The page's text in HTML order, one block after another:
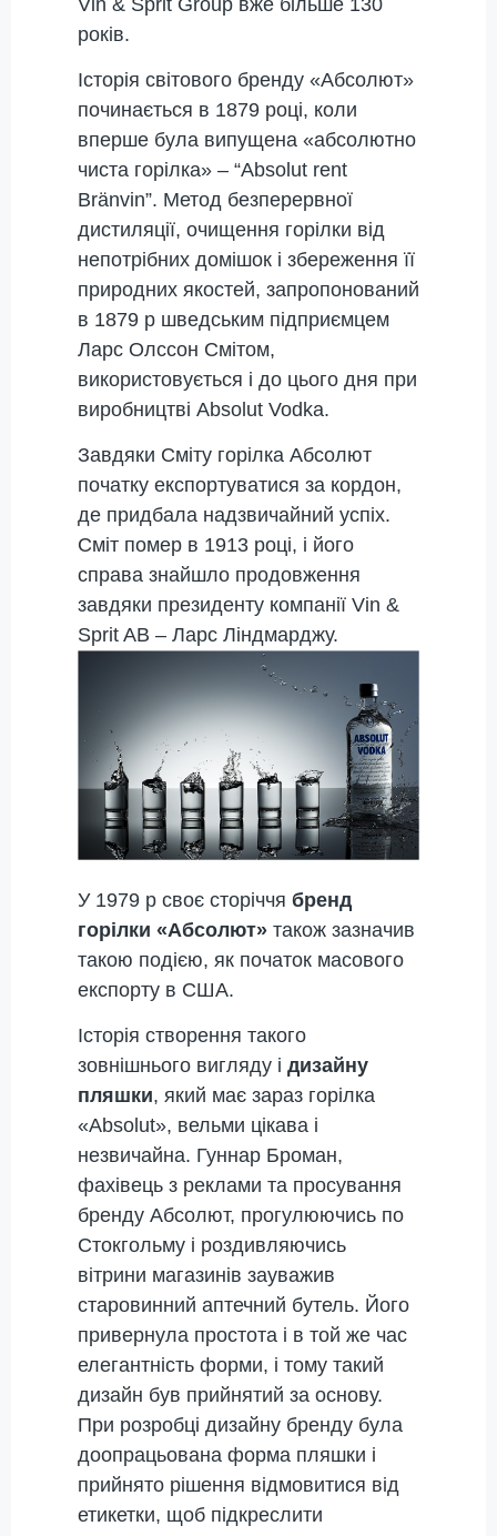
років.
Історія світового бренду «Абсолют»
починається в 1879 році, коли
вперше була випущена «абсолютно
чиста горілка» – “Absolut rent
Bränvin”. Метод безперервної
дистиляції, очищення горілки від
непотрібних домішок і збереження її
природних якостей, запропонований
в 1879 р шведським підприємцем
Ларс Олссон Смітом,
використовується і до цього дня при
виробництві Absolut Vodka.
Завдяки Сміту горілка Абсолют
початку експортуватися за кордон,
де придбала надзвичайний успіх.
Сміт помер в 1913 році, і його
справа знайшло продовження
завдяки президенту компанії Vin &
Sprit AB – Ларс Ліндмарджу.
У 1979 р своє сторіччя бренд
горілки «Абсолют» також зазначив
такою подією, як початок масового
експорту в США.
Історія створення такого
зовнішнього вигляду і дизайну
пляшки, який має зараз горілка
«Absolut», вельми цікава і
незвичайна. Гуннар Броман,
фахівець з реклами та просування
бренду Абсолют, прогулюючись по
Стокгольму і роздивляючись
вітрини магазинів зауважив
старовинний аптечний бутель. Його
привернула простота і в той же час
елегантність форми, і тому такий
дизайн був прийнятий за основу.
При розробці дизайну бренду була
доопрацьована форма пляшки і
прийнято рішення відмовитися від
етикетки, щоб підкреслити